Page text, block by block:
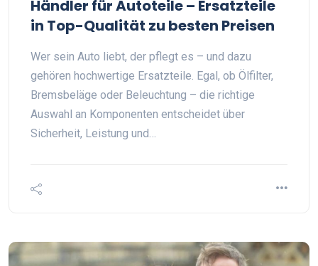
Händler für Autoteile – Ersatzteile
in Top-Qualität zu besten Preisen
Wer sein Auto liebt, der pflegt es – und dazu
gehören hochwertige Ersatzteile. Egal, ob Ölfilter,
Bremsbeläge oder Beleuchtung – die richtige
Auswahl an Komponenten entscheidet über
Sicherheit, Leistung und…